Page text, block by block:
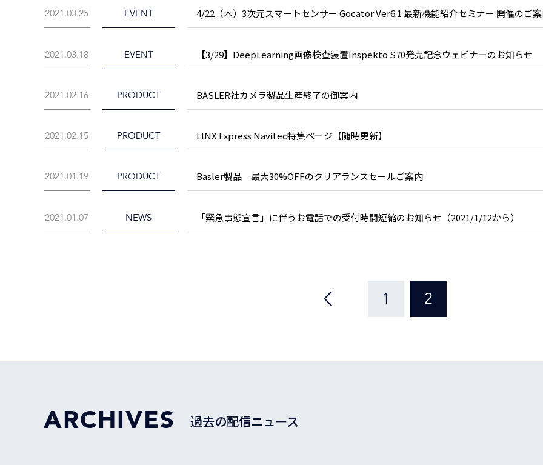
2021.03.25 EVENT 4/22（木）3次元スマートセンサー Gocator Ver6.1 最新機能紹介セミナー 開催のご
2021.03.18 EVENT 【3/29】DeepLearning画像検査装置Inspekto S70発売記念ウェビナーのお知らせ
2021.02.16 PRODUCT BASLER社カメラ製品生産終了の御案内
2021.02.15 PRODUCT LINX Express Navitec特集ページ【随時更新】
2021.01.19 PRODUCT Basler製品 最大30%OFFのクリアランスセールご案内
2021.01.07 NEWS 「緊急事態宣言」に伴うお電話での受付時間短縮のお知らせ（2021/1/12から）
1 2
ARCHIVES 過去の配信ニュース